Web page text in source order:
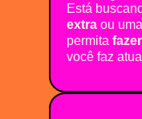
Está
extra ou
permita
você faz